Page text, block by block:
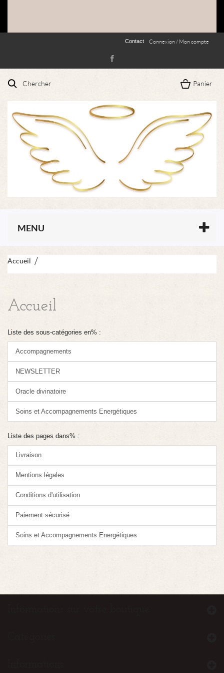
Connexion / Mon compte
Contact
Chercher Panier
MENU
Accueil
Accueil
Liste des sous-catégories en% :
Accompagnements
NEWSLETTER
Oracle divinatoire
Soins et Accompagnements Energétiques
Liste des pages dans% :
Livraison
Mentions légales
Conditions d'utilisation
Paiement sécurisé
Soins et Accompagnements Energétiques